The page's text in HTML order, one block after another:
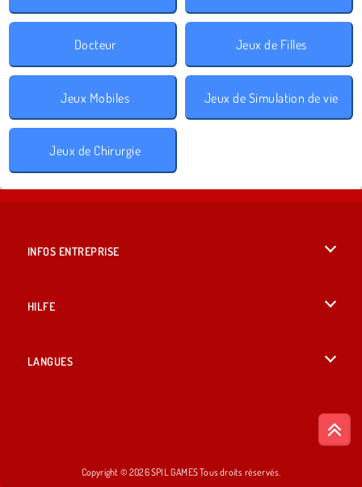
Docteur Jeux de Filles
Jeux Mobiles Jeux de Simulation de vie
Jeux de Chirurgie
INFOS ENTREPRISE
HILFE
LANGUES
Copyright © 2026 SPIL GAMES Tous droits réservés.